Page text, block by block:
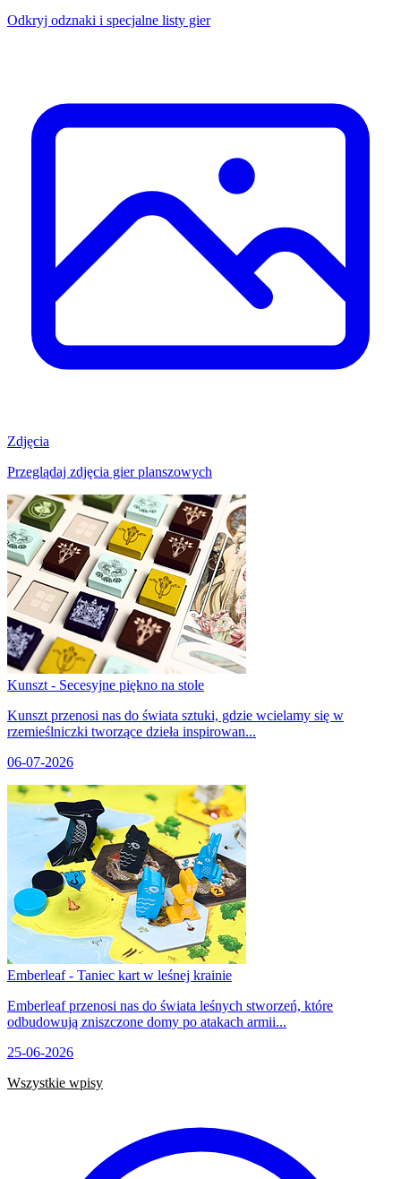
Odkryj odznaki i specjalne listy gier
Zdjęcia
Przeglądaj zdjęcia gier planszowych
Kunszt - Secesyjne piękno na stole
Kunszt przenosi nas do świata sztuki, gdzie wcielamy się w
rzemieślniczki tworzące dzieła inspirowan...
06-07-2026
Emberleaf - Taniec kart w leśnej krainie
Emberleaf przenosi nas do świata leśnych stworzeń, które
odbudowują zniszczone domy po atakach armii...
25-06-2026
Wszystkie wpisy